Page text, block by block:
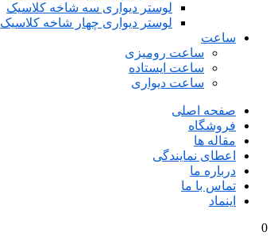
لوستر دیواری سه شاخه کلاسیک
لوستر دیواری چهار شاخه کلاسیک
ساعت
ساعت رومیزی
ساعت ایستاده
ساعت دیواری
صفحه اصلی
فروشگاه
مقاله ها
اعطای نمایندگی
درباره ما
تماس با ما
اینماد
0